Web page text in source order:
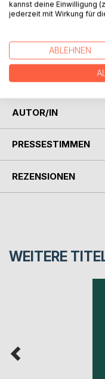
einer Nacht- und
Kirchhof durchführte,
derartige Beispiele
Gemeinde mehr und
gewann und sich
klösterlichen
AUTOR/IN
PRESSESTIMMEN
REZENSIONEN
WEITERE
kannst deine Einwilligung
jederzeit mit Wirkung für
ABLEHNEN